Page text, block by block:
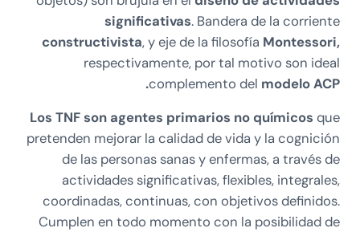
significativas. Bandera de la corriente
constructivista, y eje de la filosofía Montessori,
respectivamente, por tal motivo son ideal
complemento del modelo ACP.
Los TNF son agentes primarios no químicos que
pretenden mejorar la calidad de vida y la cognición
de las personas sanas y enfermas, a través de
actividades significativas, flexibles, integrales,
coordinadas, continuas, con objetivos definidos.
Cumplen en todo momento con la posibilidad de